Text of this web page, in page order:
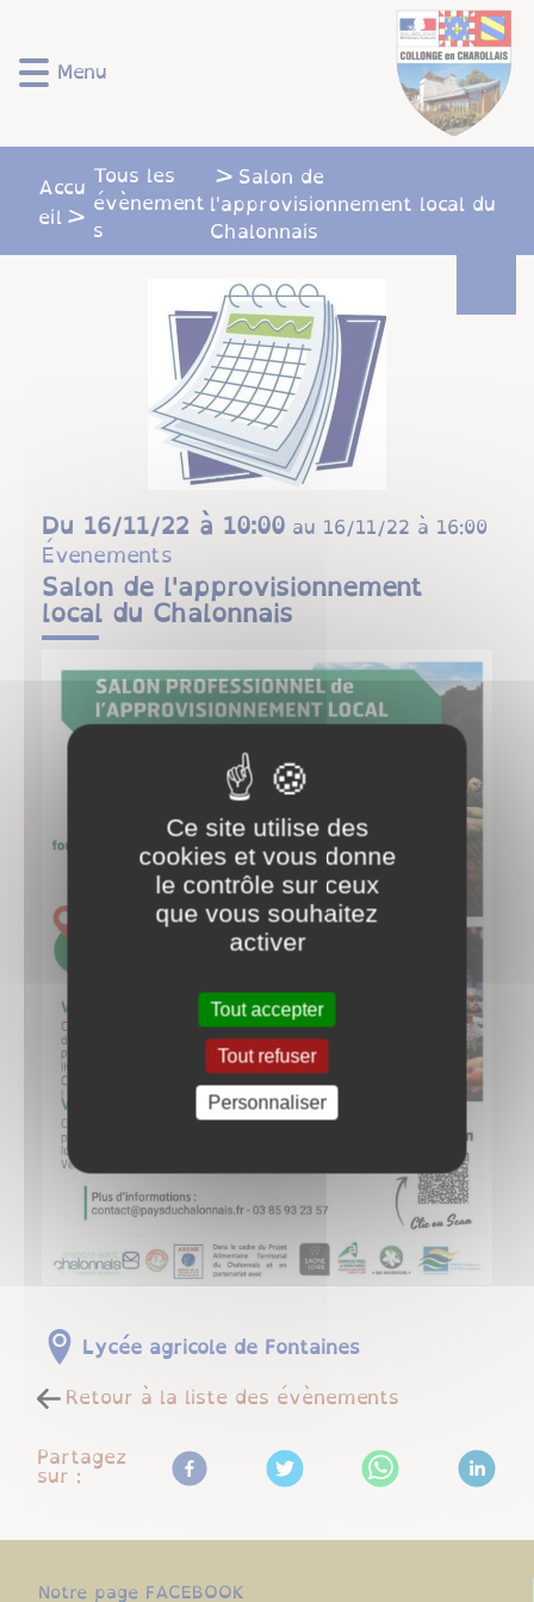
rapide
au
rapide
au
principal
rapide
recherche
rapide
au
de
page
Menu
Accu
eil
Tous les
évènement
s
Salon de
l'approvisionnement local du
Chalonnais
Du 16/11/22 à 10:00 au 16/11/22 à 16:00
Évenements
Salon de l'approvisionnement
local du Chalonnais
Lycée agricole de Fontaines
Retour à la liste des évènements
Partagez
sur :
Notre page FACEBOOK
Ce site utilise des
cookies et vous donne
le contrôle sur ceux
que vous souhaitez
activer
Tout accepter
Tout refuser
Personnaliser